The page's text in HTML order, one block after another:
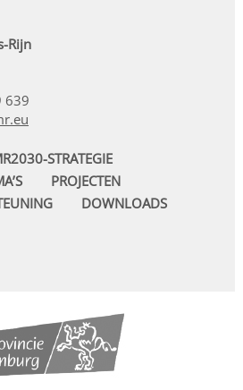
Rijn
639
STRATEGIE
PROJECTEN
DOWNLOADS